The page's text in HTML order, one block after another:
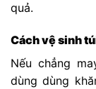
quả.
Cách vệ sinh
Nếu chẳng
dùng dùng